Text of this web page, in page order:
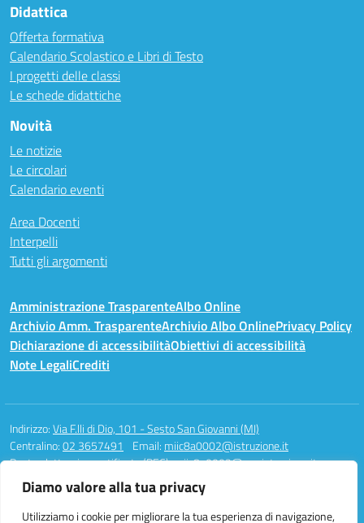
Diamo valore alla tua privacy
Utilizziamo i cookie per migliorare la tua esperienza di navigazione,
Didattica
Offerta formativa
Calendario Scolastico e Libri di Testo
I progetti delle classi
Le schede didattiche
Novità
Le notizie
Le circolari
Calendario eventi
Area Docenti
Interpelli
Tutti gli argomenti
Amministrazione TrasparenteAlbo Online
Archivio Amm. TrasparenteArchivio Albo OnlinePrivacy Policy
Dichiarazione di accessibilitàObiettivi di accessibilità
Note LegaliCrediti
Indirizzo:Via F.lli di Dio, 101 - Sesto San Giovanni (MI)
Centralino:02 3657491 Email: miic8a0002@istruzione.it
Posta elettronica certificata (PEC):miic8a0002@pec.istruzione.it
Codice fiscale: 94581340158
Codice meccanografico:
MIIC8A0002